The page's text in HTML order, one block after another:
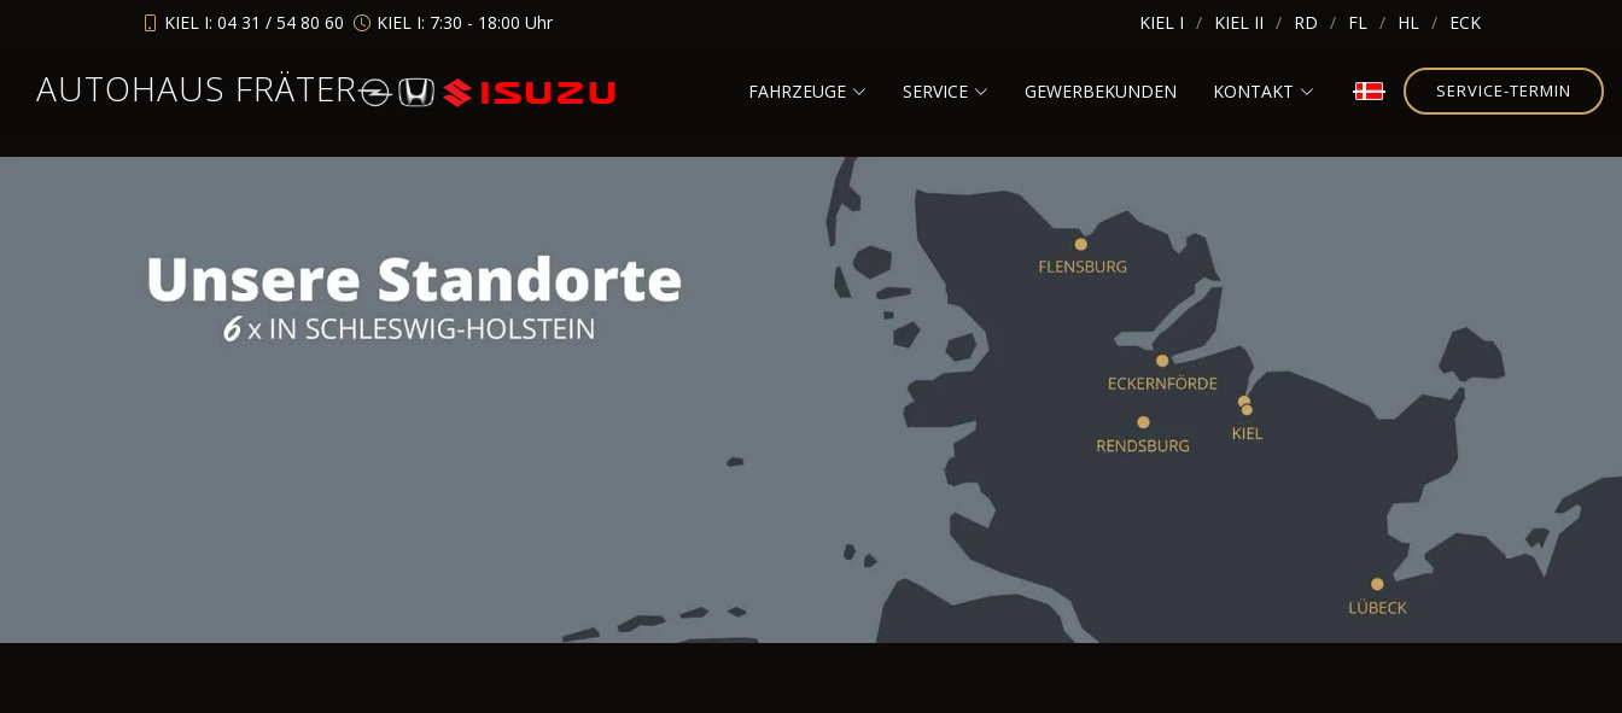
KIEL I: 04 31 / 54 80 60 KIEL I: 7:30 - 18:00 Uhr KIEL I KIEL II RD FL HL ECK
AUTOHAUS FRÄTER FAHRZEUGE SERVICE GEWERBEKUNDEN KONTAKT SERVICE-TERMIN